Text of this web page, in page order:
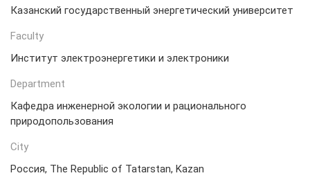
Казанский государственный энергетический университет
Faculty
Институт электроэнергетики и электроники
Department
Кафедра инженерной экологии и рационального
природопользования
City
Россия, The Republic of Tatarstan, Kazan